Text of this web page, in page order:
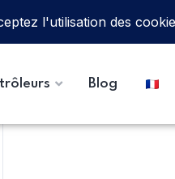
Blog